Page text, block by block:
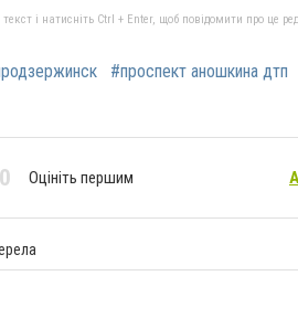
і натисніть Ctrl + Enter, щоб повідомити про це
#проспект аношкина дтп
Оцініть першим